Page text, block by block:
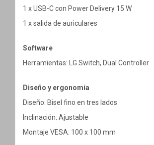
1 x USB-C con Power Delivery 15 W
1 x salida de auriculares
Software
Herramientas: LG Switch, Dual Controller
Diseño y ergonomía
Diseño: Bisel fino en tres lados
Inclinación: Ajustable
Montaje VESA: 100 x 100 mm